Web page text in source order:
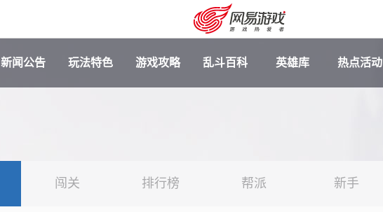
新闻公告 玩法特色 游戏攻略 乱斗百科 英雄库 热点活动
闯关 排行榜 帮派 新手